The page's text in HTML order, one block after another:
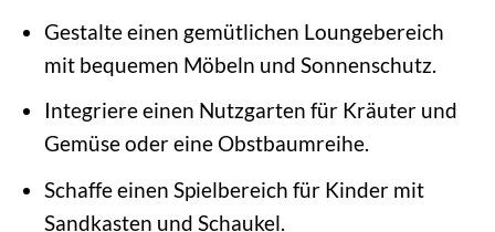
Gestalte einen gemütlichen Loungebereich
mit bequemen Möbeln und Sonnenschutz.
Integriere einen Nutzgarten für Kräuter und
Gemüse oder eine Obstbaumreihe.
Schaffe einen Spielbereich für Kinder mit
Sandkasten und Schaukel.